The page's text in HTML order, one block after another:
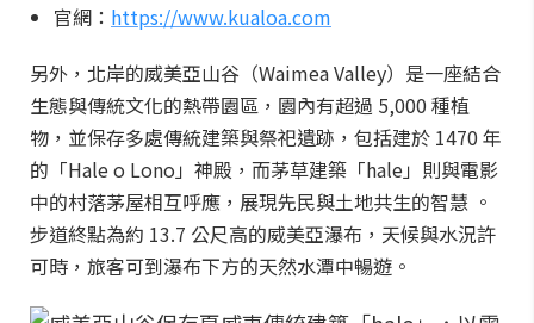
官網： https://www.kualoa.com
另外，北岸的威美亞山谷（Waimea Valley）是一座結合
生態與傳統文化的熱帶園區，園內有超過 5,000 種植
物，並保存多處傳統建築與祭祀遺跡，包括建於 1470 年
的「Hale o Lono」神殿，而茅草建築「hale」則與電影
中的村落茅屋相互呼應，展現先民與土地共生的智慧 。
步道終點為約 13.7 公尺高的威美亞瀑布，天候與水況許
可時，旅客可到瀑布下方的天然水潭中暢遊。